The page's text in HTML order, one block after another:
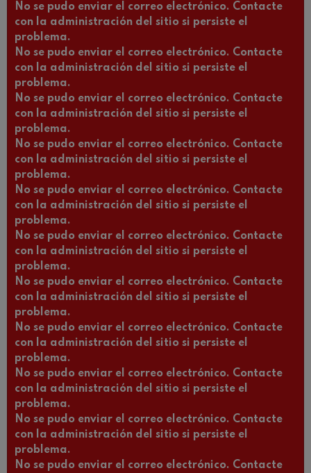
No se pudo enviar el correo electrónico. Contacte
con la administración del sitio si persiste el
problema.
No se pudo enviar el correo electrónico. Contacte
con la administración del sitio si persiste el
problema.
No se pudo enviar el correo electrónico. Contacte
con la administración del sitio si persiste el
problema.
No se pudo enviar el correo electrónico. Contacte
con la administración del sitio si persiste el
problema.
No se pudo enviar el correo electrónico. Contacte
con la administración del sitio si persiste el
problema.
No se pudo enviar el correo electrónico. Contacte
con la administración del sitio si persiste el
problema.
No se pudo enviar el correo electrónico. Contacte
con la administración del sitio si persiste el
problema.
No se pudo enviar el correo electrónico. Contacte
con la administración del sitio si persiste el
problema.
No se pudo enviar el correo electrónico. Contacte
con la administración del sitio si persiste el
problema.
No se pudo enviar el correo electrónico. Contacte
con la administración del sitio si persiste el
problema.
No se pudo enviar el correo electrónico. Contacte